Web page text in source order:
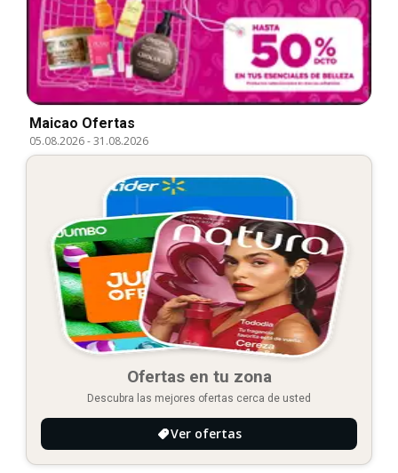
Maicao Ofertas
05.08.2026-31.08.2026
Ofertas en tu zona
Descubra las mejores ofertas cerca de usted
Ver ofertas